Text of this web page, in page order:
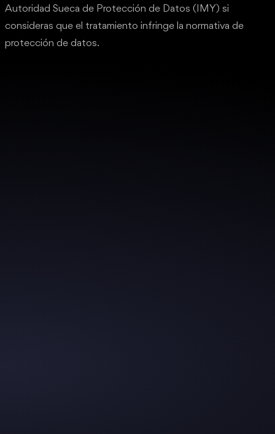
Autoridad Sueca de Protección de Datos (IMY) si
consideras que el tratamiento infringe la normativa de
protección de datos.